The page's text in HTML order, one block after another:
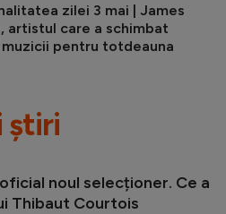
zilei 3 mai | James
artistul care a schimbat
pentru totdeauna
știri
noul selecționer. Ce a
Thibaut Courtois